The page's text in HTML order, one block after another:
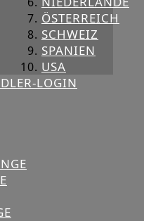
ÖSTERREICH
SCHWEIZ
SPANIEN
USA
LOGIN